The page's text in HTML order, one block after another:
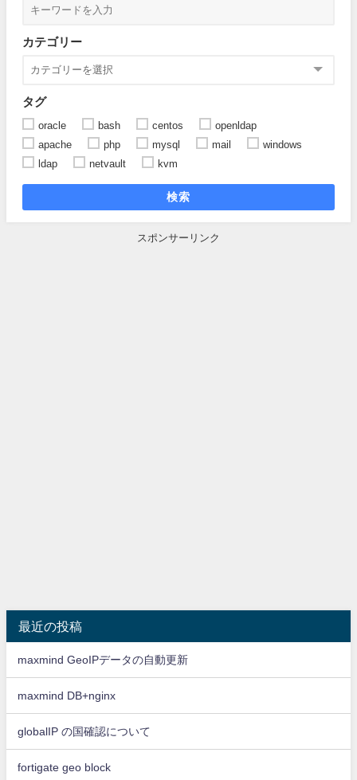
カテゴリー
タグ
oracle bash centos
openldap
apache
php mysql mail
windows
ldap
netvault kvm
検索
スポンサーリンク
最近の投稿
maxmind GeoIPデータの自動更新
maxmind DB+nginx
globalIP の国確認について
fortigate geo block